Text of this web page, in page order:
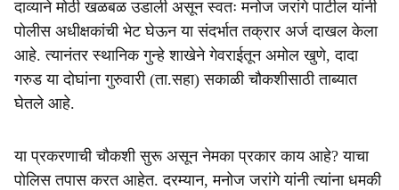
दाव्याने मोठी खळबळ उडाली असून स्वतः मनोज जरांगे पाटील यांनी
पोलीस अधीक्षकांची भेट घेऊन या संदर्भात तक्रार अर्ज दाखल केला
आहे. त्यानंतर स्थानिक गुन्हे शाखेने गेवराईतून अमोल खुणे, दादा
गरुड या दोघांना गुरुवारी (ता.सहा) सकाळी चौकशीसाठी ताब्यात
घेतले आहे.
या प्रकरणाची चौकशी सुरू असून नेमका प्रकार काय आहे? याचा
पोलिस तपास करत आहेत. दरम्यान, मनोज जरांगे यांनी त्यांना धमकी